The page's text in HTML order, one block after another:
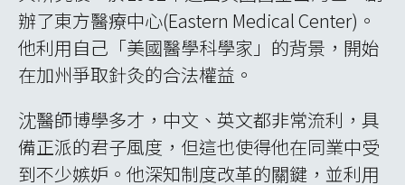
辦了東方醫療中心(Eastern Medical Center)。
他利用自己「美國醫學科學家」的背景，開始
在加州爭取針灸的合法權益。
沈醫師博學多才，中文、英文都非常流利，具
備正派的君子風度，但這也使得他在同業中受
到不少嫉妒。他深知制度改革的關鍵，並利用